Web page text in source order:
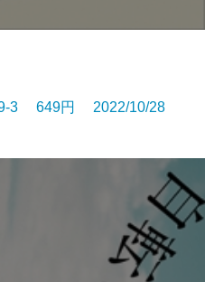
3 649円 2022/10/28